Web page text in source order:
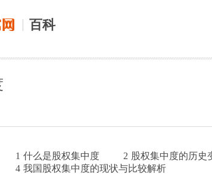
百科
1 什么是股权集中度 2 股权集中度的历史
4 我国股权集中度的现状与比较解析